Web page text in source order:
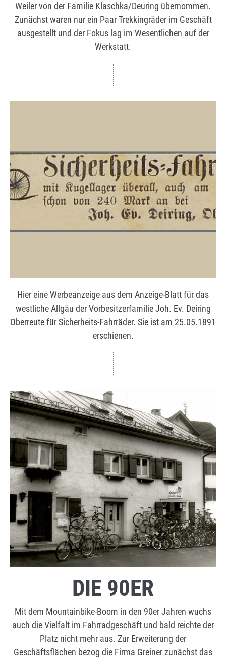
Weiler von der Familie Klaschka/Deuring übernommen.
Zunächst waren nur ein Paar Trekkingräder im Geschäft
ausgestellt und der Fokus lag im Wesentlichen auf der
Werkstatt.
Hier eine Werbeanzeige aus dem Anzeige-Blatt für das
westliche Allgäu der Vorbesitzerfamilie Joh. Ev. Deiring
Oberreute für Sicherheits-Fahrräder. Sie ist am 25.05.1891
erschienen.
DIE 90ER
Mit dem Mountainbike-Boom in den 90er Jahren wuchs
auch die Vielfalt im Fahrradgeschäft und bald reichte der
Platz nicht mehr aus. Zur Erweiterung der
Geschäftsflächen bezog die Firma Greiner zunächst das